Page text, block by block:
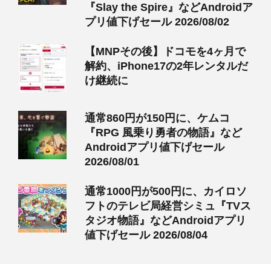
『Slay the Spire』などAndroidア
プリ値下げセール 2026/08/02
【MNPその後】ドコモを4ヶ月で
解約、iPhone17の2年レンタルだ
け継続に
通常860円が150円に、ケムコ
『RPG 風乗り勇者の物語』など
Androidアプリ値下げセール
2026/08/01
通常1000円が500円に、カイロソ
フトのテレビ局経営シミュ『TVス
タジオ物語』などAndroidアプリ
値下げセール 2026/08/04